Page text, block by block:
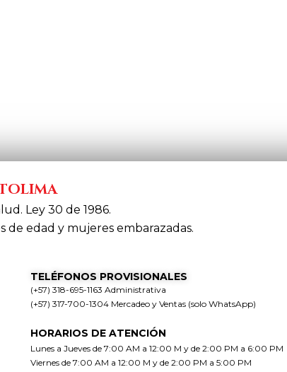
Ley 30 de 1986.
edad y mujeres embarazadas.
TELÉFONOS PROVISIONALES
(+57) 318-695-1163 Administrativa
(+57) 317-700-1304 Mercadeo y Ventas (solo WhatsApp)
HORARIOS DE ATENCIÓN
Lunes a Jueves de 7:00 AM a 12:00 M y de 2:00 PM a 6:00 PM
Viernes de 7:00 AM a 12:00 M y de 2:00 PM a 5:00 PM